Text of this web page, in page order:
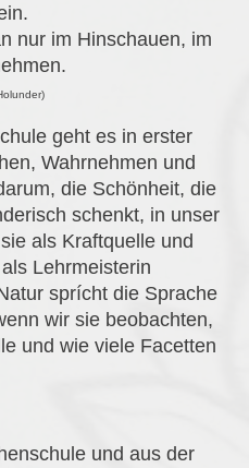
nur im Hinschauen, im
geht es in erster
Wahrnehmen und
die Schönheit, die
schenkt, in unser
als Kraftquelle und
Lehrmeisterin
sprícht die Sprache
wir sie beobachten,
und wie viele Facetten
und aus der